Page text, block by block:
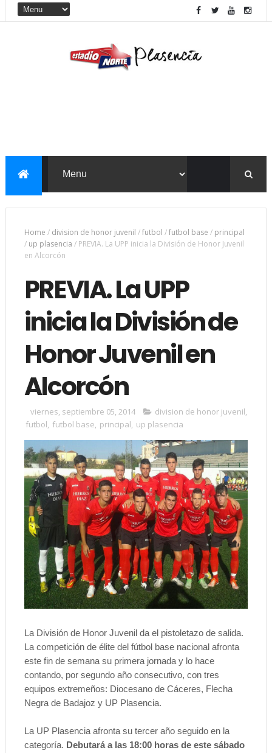
Home / division de honor juvenil /futbol /futbol base / principal
/ up plasencia / PREVIA. La UPP inicia la División de Honor Juvenil
en Alcorcón
PREVIA. La UPP
inicia la División de
Honor Juvenil en
Alcorcón
viernes, septiembre 05, 2014 division de honor juvenil,
futbol, futbol base, principal, up plasencia
La División de Honor Juvenil da el pistoletazo de salida.
La competición de élite del fútbol base nacional afronta
este fin de semana su primera jornada y lo hace
contando, por segundo año consecutivo, con tres
equipos extremeños: Diocesano de Cáceres, Flecha
Negra de Badajoz y UP Plasencia.
La UP Plasencia afronta su tercer año seguido en la
categoría. Debutará a las 18:00 horas de este sábado